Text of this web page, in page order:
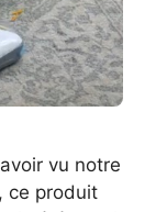
vu notre
ce produit